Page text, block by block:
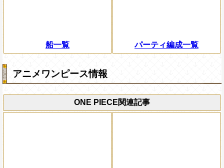
船一覧 パーティ編成一覧
アニメワンピース情報
ONE PIECE関連記事